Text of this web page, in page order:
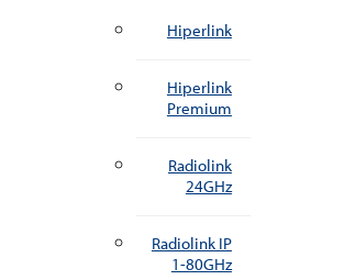
Hiperlink
Hiperlink
Premium
Radiolink
24GHz
Radiolink IP
1-80GHz